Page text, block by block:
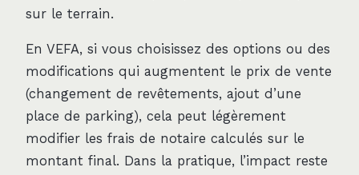
sur le terrain.
En VEFA, si vous choisissez des options ou des
modifications qui augmentent le prix de vente
(changement de revêtements, ajout d’une
place de parking), cela peut légèrement
modifier les frais de notaire calculés sur le
montant final. Dans la pratique, l’impact reste